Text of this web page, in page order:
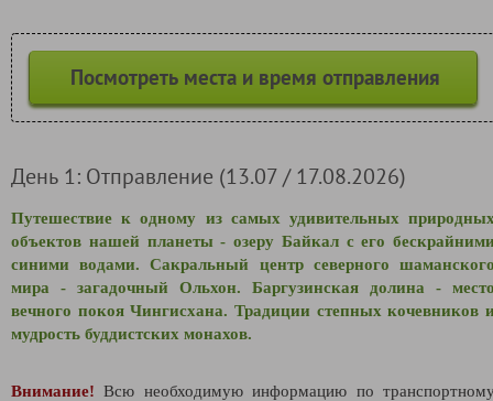
Посмотреть места и время отправления
День 1: Отправление (13.07 / 17.08.2026)
Путешествие к одному из самых удивительных
объектов нашей планеты - озеру Байкал с его
синими водами. Сакральный центр северного
мира - загадочный Ольхон. Баргузинская долина -
вечного покоя Чингисхана. Традиции степных кочевников
мудрость буддистских монахов.
Внимание! Всю необходимую информацию по